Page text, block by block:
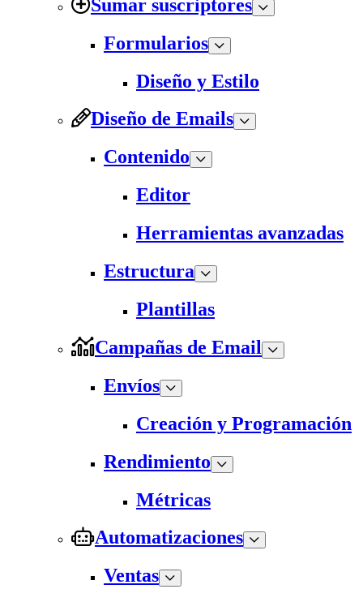
Sumar suscriptores
Formularios
Diseño y Estilo
Diseño de Emails
Contenido
Editor
Herramientas avanzadas
Estructura
Plantillas
Campañas de Email
Envíos
Creación y Programación
Rendimiento
Métricas
Automatizaciones
Ventas